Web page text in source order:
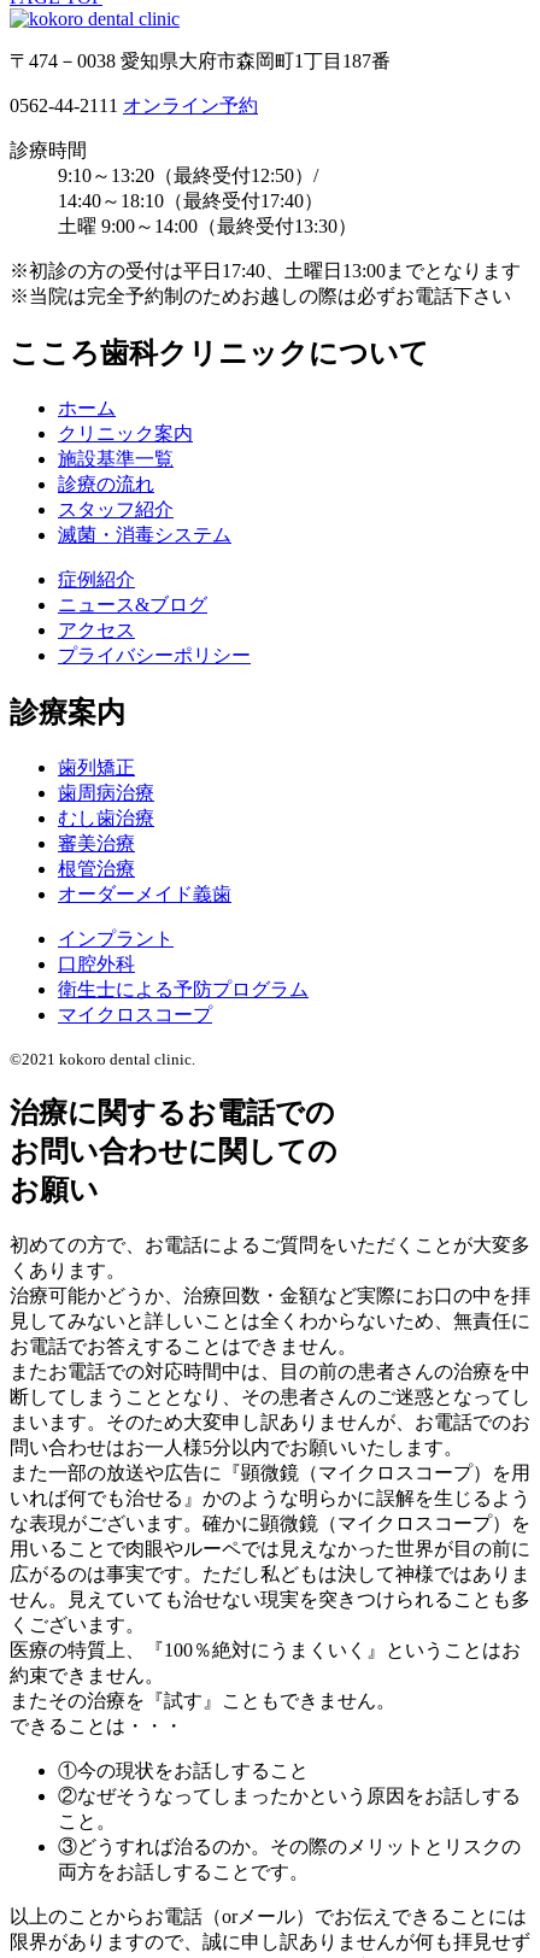
〒474－0038 愛知県大府市森岡町1丁目187番
0562-44-2111 オンライン予約
診療時間
9:10～13:20（最終受付12:50）/
14:40～18:10（最終受付17:40）
土曜 9:00～14:00（最終受付13:30）
※初診の方の受付は平日17:40、土曜日13:00までとなります
※当院は完全予約制のためお越しの際は必ずお電話下さい
こころ歯科クリニックについて
ホーム
クリニック案内
施設基準一覧
診療の流れ
スタッフ紹介
滅菌・消毒システム
症例紹介
ニュース&ブログ
アクセス
プライバシーポリシー
診療案内
歯列矯正
歯周病治療
むし歯治療
審美治療
根管治療
オーダーメイド義歯
インプラント
口腔外科
衛生士による予防プログラム
マイクロスコープ
©2021 kokoro dental clinic.
治療に関するお電話での
お問い合わせに関しての
お願い
初めての方で、お電話によるご質問をいただくことが大変多
くあります。
治療可能かどうか、治療回数・金額など実際にお口の中を拝
見してみないと詳しいことは全くわからないため、無責任に
お電話でお答えすることはできません。
またお電話での対応時間中は、目の前の患者さんの治療を中
断してしまうこととなり、その患者さんのご迷惑となってし
まいます。そのため大変申し訳ありませんが、お電話でのお
問い合わせはお一人様5分以内でお願いいたします。
また一部の放送や広告に『顕微鏡（マイクロスコープ）を用
いれば何でも治せる』かのような明らかに誤解を生じるよう
な表現がございます。確かに顕微鏡（マイクロスコープ）を
用いることで肉眼やルーペでは見えなかった世界が目の前に
広がるのは事実です。ただし私どもは決して神様ではありま
せん。見えていても治せない現実を突きつけられることも多
くございます。
医療の特質上、『100％絶対にうまくいく』ということはお
約束できません。
またその治療を『試す』こともできません。
できることは・・・
①今の現状をお話しすること
②なぜそうなってしまったかという原因をお話しする
こと。
③どうすれば治るのか。その際のメリットとリスクの
両方をお話しすることです。
以上のことからお電話（orメール）でお伝えできることには
限界がありますので、誠に申し訳ありませんが何も拝見せず